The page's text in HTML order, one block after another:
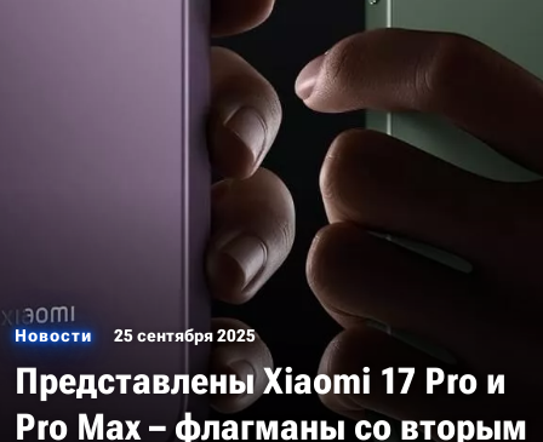
Новости 25 сентября 2025
Представлены Xiaomi 17 Pro и
Pro Max – флагманы со вторым